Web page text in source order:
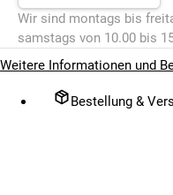
Wir sind montags bis
samstags von 10.00 bis
Weitere Informationen und
Bestellung &